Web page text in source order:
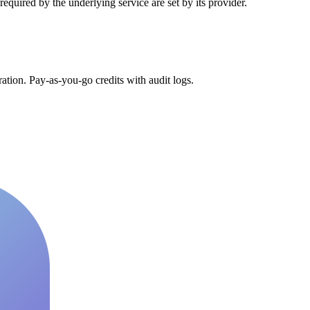
by the underlying service are set by its provider.
Pay-as-you-go credits with audit logs.